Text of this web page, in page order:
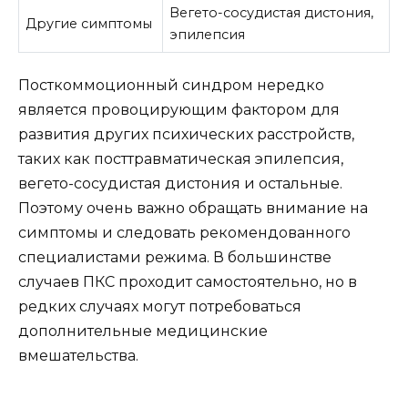
Другие симптомы
Вегето-сосудистая дистония,
эпилепсия
Посткоммоционный синдром нередко
является провоцирующим фактором для
развития других психических расстройств,
таких как посттравматическая эпилепсия,
вегето-сосудистая дистония и остальные.
Поэтому очень важно обращать внимание на
симптомы и следовать рекомендованного
специалистами режима. В большинстве
случаев ПКС проходит самостоятельно, но в
редких случаях могут потребоваться
дополнительные медицинские
вмешательства.